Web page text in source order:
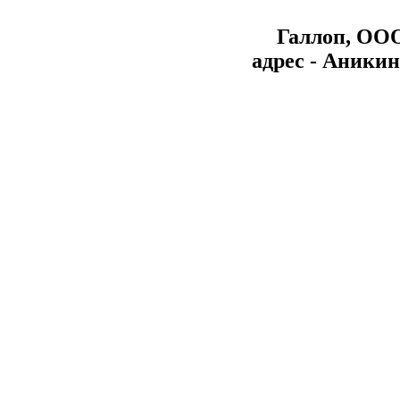
Галлоп,
aдрес -